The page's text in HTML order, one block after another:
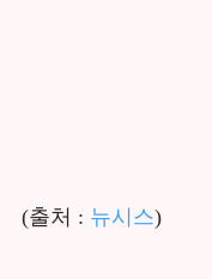
(출처 : 뉴시스)